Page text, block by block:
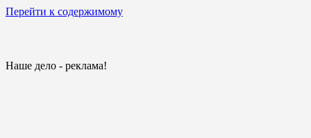
Перейти к содержимому
Наше дело - реклама!